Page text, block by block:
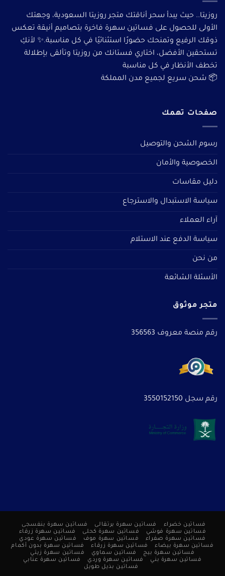
روزيتا.. حيث يبدأ سحر أناقتك متجر روزيتا السعودية، وجهتك
الأولى للحصول على فساتين سهرة فاخرة بتصاميم أنيقة تعكس
ذوقك الرفيع وتمنحك حضورًا استثنائيًا في كل مناسبة.✨ لأنكِ
تستحقين الأفضل، اختاري فستانك من روزيتا وتألقى بإطلالة
تخطف الأنظار في كل مناسبة
📦 شحن سريع لجميع مدن المملكة
صفحات تهمك
رسوم الشحن والتوصيل
الخصوصية والأمان
دليل مقاسات
سياسة الاستبدال والاسترجاع
آراء العملاء
سياسة الدفع عند الاستلام
من نحن
الأسئلة الشائعة
متجر موثوق
رقم منصة معروف 356563
رقم سجل 3550152150
فساتين خضراء فساتين سهرة برتقالى
فساتين سهرة بنفسجى
فساتين سهرة فوشي
فساتين سهرة كحلى
فساتين سهرة زرقاء
فساتين سهرة صفراء
فساتين سهرة موف
فساتين سهرة عودي
فساتين سهرة بيضاء
فساتين سهرة زرقاء
فساتين سهرة بدون أكمام
فساتين سهرة بيج
فساتين سماوي
فساتين سهرة زيتي
فساتين سهرة بني
فساتين سهرة وردي
فساتين سهرة عنابي
فساتين بذيل طويل